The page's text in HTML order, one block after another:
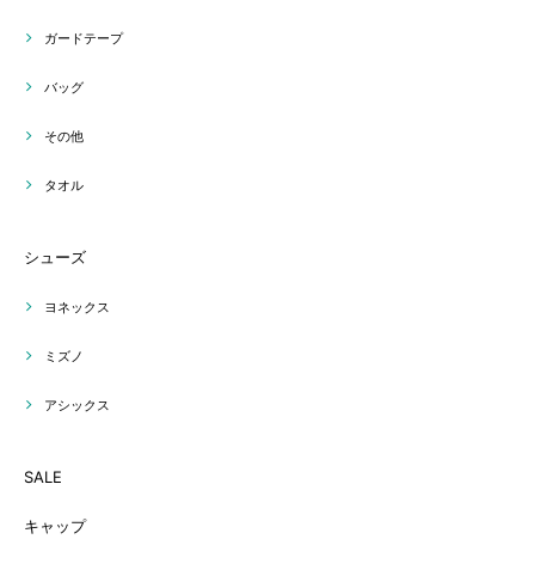
ガードテープ
バッグ
その他
タオル
シューズ
ヨネックス
ミズノ
アシックス
SALE
キャップ